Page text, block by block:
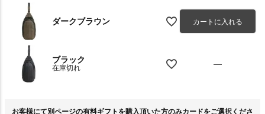
ダークブラウン カートに入れる
ブラック
在庫切れ —
お客様にて別ページの有料ギフトを購入頂いた方のみカードをご選択くださ